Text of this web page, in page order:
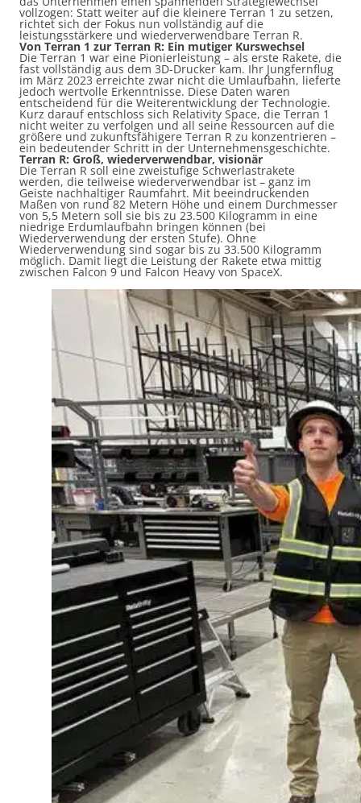
vollzogen: Statt weiter auf die kleinere Terran 1 zu setzen,
richtet sich der Fokus nun vollständig auf die
leistungsstärkere und wiederverwendbare Terran R.
Von Terran 1 zur Terran R: Ein mutiger Kurswechsel
Die Terran 1 war eine Pionierleistung – als erste Rakete, die
fast vollständig aus dem 3D-Drucker kam. Ihr Jungfernflug
im März 2023 erreichte zwar nicht die Umlaufbahn, lieferte
jedoch wertvolle Erkenntnisse. Diese Daten waren
entscheidend für die Weiterentwicklung der Technologie.
Kurz darauf entschloss sich Relativity Space, die Terran 1
nicht weiter zu verfolgen und all seine Ressourcen auf die
größere und zukunftsfähigere Terran R zu konzentrieren –
ein bedeutender Schritt in der Unternehmensgeschichte.
Terran R: Groß, wiederverwendbar, visionär
Die Terran R soll eine zweistufige Schwerlastrakete
werden, die teilweise wiederverwendbar ist – ganz im
Geiste nachhaltiger Raumfahrt. Mit beeindruckenden
Maßen von rund 82 Metern Höhe und einem Durchmesser
von 5,5 Metern soll sie bis zu 23.500 Kilogramm in eine
niedrige Erdumlaufbahn bringen können (bei
Wiederverwendung der ersten Stufe). Ohne
Wiederverwendung sind sogar bis zu 33.500 Kilogramm
möglich. Damit liegt die Leistung der Rakete etwa mittig
zwischen Falcon 9 und Falcon Heavy von SpaceX.